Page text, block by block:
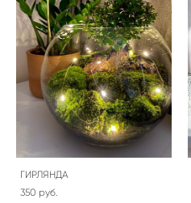
ГИРЛЯНДА
350 pуб.